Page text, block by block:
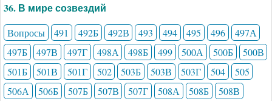
36. В мире созвездий
Вопросы 491 492Б 492В 493 494 495 496
497А
497Б
497В 497Г 498А 498Б 499 500А 500Б
500В
501Б
501В 501Г 502 503Б 503В 503Г 504
505
506А
506Б 507Б 507В 507Г 508А 508Б
508В